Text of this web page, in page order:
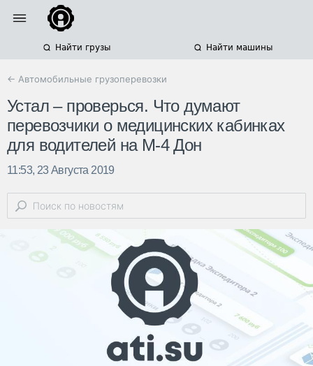
Найти грузы Найти машины
← Автомобильные грузоперевозки
Устал – проверься. Что думают
перевозчики о медицинских кабинках
для водителей на М-4 Дон
11:53, 23 Августа 2019